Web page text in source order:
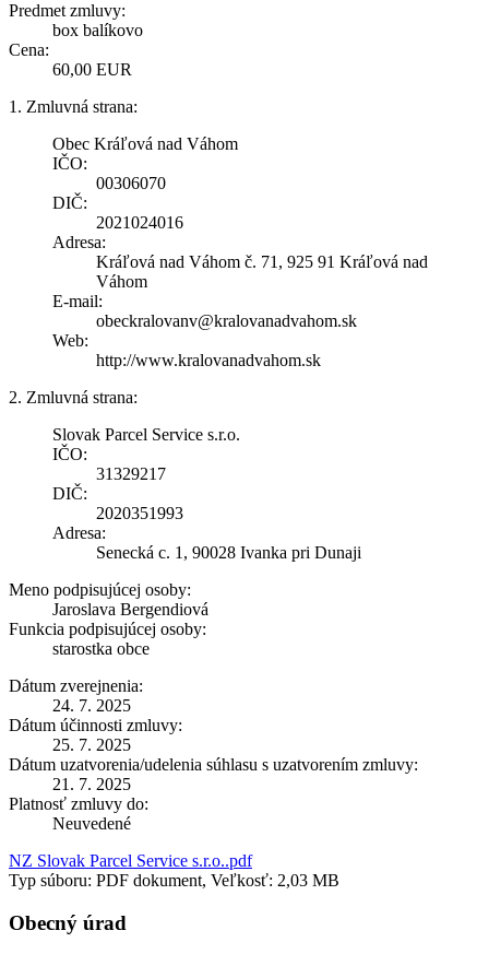
Predmet zmluvy:
box balíkovo
Cena:
60,00 EUR
1. Zmluvná strana:
Obec Kráľová nad Váhom
IČO:
00306070
DIČ:
2021024016
Adresa:
Kráľová nad Váhom č. 71, 925 91 Kráľová nad
Váhom
E-mail:
obeckralovanv@kralovanadvahom.sk
Web:
http://www.kralovanadvahom.sk
2. Zmluvná strana:
Slovak Parcel Service s.r.o.
IČO:
31329217
DIČ:
2020351993
Adresa:
Senecká c. 1, 90028 Ivanka pri Dunaji
Meno podpisujúcej osoby:
Jaroslava Bergendiová
Funkcia podpisujúcej osoby:
starostka obce
Dátum zverejnenia:
24. 7. 2025
Dátum účinnosti zmluvy:
25. 7. 2025
Dátum uzatvorenia/udelenia súhlasu s uzatvorením zmluvy:
21. 7. 2025
Platnosť zmluvy do:
Neuvedené
NZ Slovak Parcel Service s.r.o..pdf
Typ súboru: PDF dokument, Veľkosť: 2,03 MB
Obecný úrad